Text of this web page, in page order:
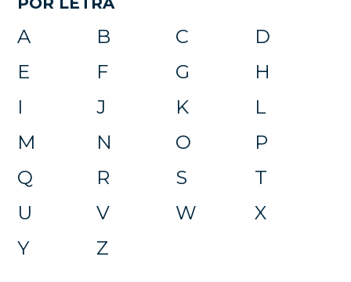
A B C
D
E
F G
H
I
J K
L
M
N O
P
Q
R S
T
U
V W
X
Y
Z